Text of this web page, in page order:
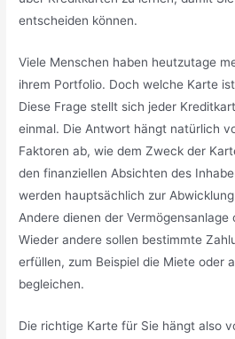
entscheiden können.
Viele Menschen haben heutzutage
ihrem Portfolio. Doch welche Karte
Diese Frage stellt sich jeder
einmal. Die Antwort hängt natürlich
Faktoren ab, wie dem Zweck der
den finanziellen Absichten des
werden hauptsächlich zur
Andere dienen der
Wieder andere sollen bestimmte
erfüllen, zum Beispiel die Miete oder
begleichen.
Die richtige Karte für Sie hängt also